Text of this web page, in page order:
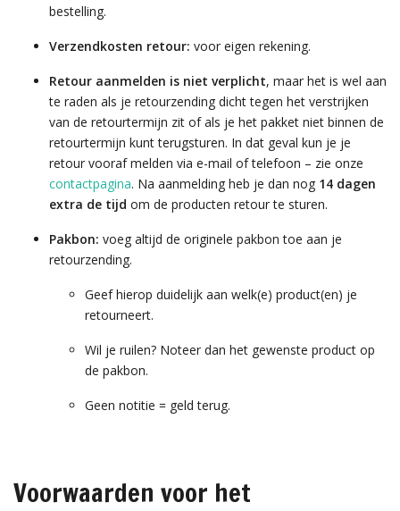
bestelling.
Verzendkosten retour: voor eigen rekening.
Retour aanmelden is niet verplicht, maar het is wel aan
te raden als je retourzending dicht tegen het verstrijken
van de retourtermijn zit of als je het pakket niet binnen de
retourtermijn kunt terugsturen. In dat geval kun je je
retour vooraf melden via e-mail of telefoon – zie onze
contactpagina. Na aanmelding heb je dan nog 14 dagen
extra de tijd om de producten retour te sturen.
Pakbon: voeg altijd de originele pakbon toe aan je
retourzending.
Geef hierop duidelijk aan welk(e) product(en) je
retourneert.
Wil je ruilen? Noteer dan het gewenste product op
de pakbon.
Geen notitie = geld terug.
Voorwaarden voor het